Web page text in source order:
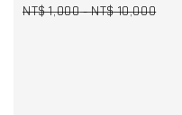
price
NT$ 1,000-NT$ 10,000